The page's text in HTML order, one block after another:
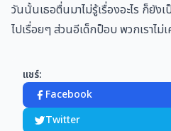
วันนั้นเธอตื่นมาไม่รู้เรื่องอะไร ก็ยั
ไปเรื่อยๆ ส่วนอีเด็กป็อบ พวกเราไม่
แชร์:
Facebook
Twitter